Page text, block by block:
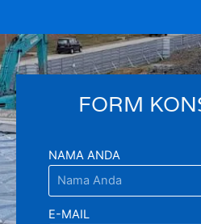
FORM
NAMA ANDA
E-MAIL